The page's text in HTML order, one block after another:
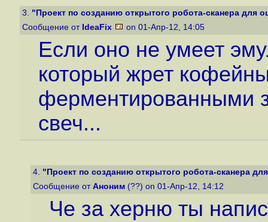
3. "Проект по созданию открытого робота-сканера для
Сообщение от IdeaFix on 01-Апр-12, 14:05
Если оно не умеет
который жрет
ферментированными
свеч...
4. "Проект по созданию открытого робота-сканера
Сообщение от Аноним (??) on 01-Апр-12, 14:12
Че за xepню ты